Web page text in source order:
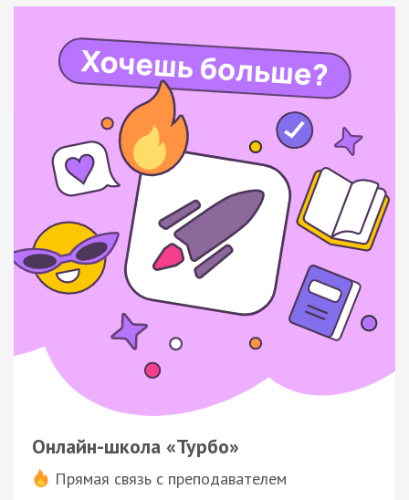
Онлайн-школа «Турбо»
Прямая связь с преподавателем